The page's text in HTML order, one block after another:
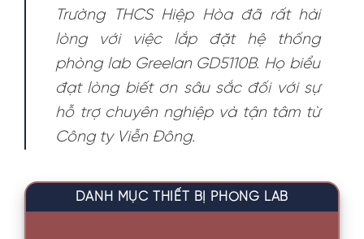
Trường THCS Hiệp Hòa đã rất hài
lòng với việc lắp đặt hệ thống
phòng lab Greelan GD5110B. Họ biểu
đạt lòng biết ơn sâu sắc đối với sự
hỗ trợ chuyên nghiệp và tận tâm từ
Công ty Viễn Đông.
DANH MỤC THIẾT BỊ PHÒNG LAB